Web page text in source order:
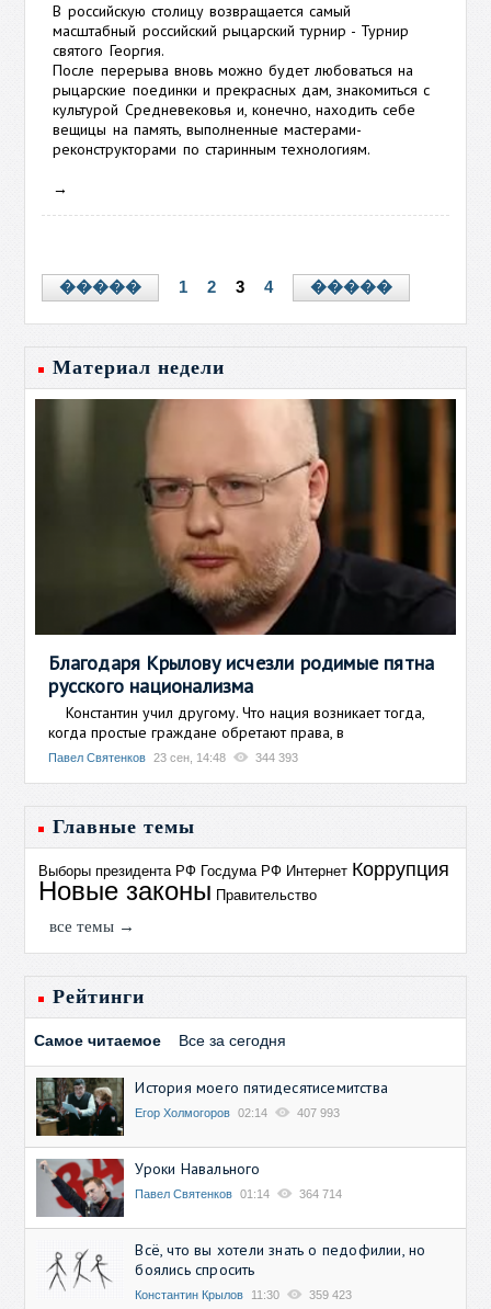
В российскую столицу возвращается самый
масштабный российский рыцарский турнир - Турнир
святого Георгия.
После перерыва вновь можно будет любоваться на
рыцарские поединки и прекрасных дам, знакомиться с
культурой Средневековья и, конечно, находить себе
вещицы на память, выполненные мастерами-
реконструкторами по старинным технологиям.
→
����� 1 2 3 4 �����
Материал недели
Благодаря Крылову исчезли родимые пятна
русского национализма
Константин учил другому. Что нация возникает тогда,
когда простые граждане обретают права, в
Павел Святенков 23 сен, 14:48 344 393
Главные темы
Выборы президента РФ Госдума РФ Интернет Коррупция
Новые законы Правительство
все темы →
Рейтинги
Самое читаемое Все за сегодня
История моего пятидесятисемитства
Егор Холмогоров 02:14 407 993
Уроки Навального
Павел Святенков 01:14 364 714
Всё, что вы хотели знать о педофилии, но
боялись спросить
Константин Крылов 11:30 359 423